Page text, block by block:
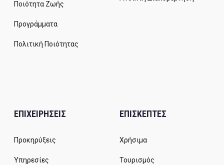
Ποιότητα Ζωής
Προγράμματα
Πολιτική Ποιότητας
ΕΠΙΧΕΙΡΗΣΕΙΣ
Προκηρύξεις
Υπηρεσίες
ΕΠΙΣΚΕΠΤΕΣ
Χρήσιμα
Τουρισμός